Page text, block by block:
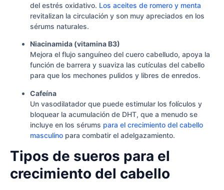
del estrés oxidativo. Los aceites de romero y menta
revitalizan la circulación y son muy apreciados en los
sérums naturales.
Niacinamida (vitamina B3)
Mejora el flujo sanguíneo del cuero cabelludo, apoya la
función de barrera y suaviza las cutículas del cabello
para que los mechones pulidos y libres de enredos.
Cafeína
Un vasodilatador que puede estimular los folículos y
bloquear la acumulación de DHT, que a menudo se
incluye en los sérums para el crecimiento del cabello
masculino para combatir el adelgazamiento.
Tipos de sueros para el
crecimiento del cabello